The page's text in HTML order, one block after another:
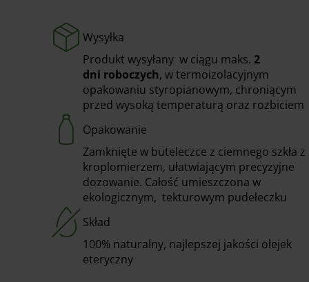
Wysyłka
Produkt wysyłany w ciągu maks. 2
dni roboczych, w termoizolacyjnym
opakowaniu styropianowym, chroniącym
przed wysoką temperaturą oraz rozbiciem
Opakowanie
Zamknięte w buteleczce z ciemnego szkła z
kroplomierzem, ułatwiającym precyzyjne
dozowanie. Całość umieszczona w
ekologicznym, tekturowym pudełeczku
Skład
100% naturalny, najlepszej jakości olejek
eteryczny